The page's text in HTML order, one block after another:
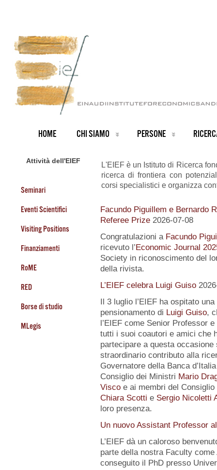
HOME CHI SIAMO PERSONE
Attività dell'EIEF
Seminari
Eventi Scientifici
Visiting Positions
Finanziamenti
RoME
RED
Borse di studio
MLegis
L'EIEF è un Istituto di Ricerca
ricerca di frontiera con
corsi specialistici e organizza
Facundo Piguillem e Bernardo
Referee Prize 2026-07-08
Congratulazioni a Facundo
ricevuto l’Economic Journal
Society in riconoscimento del
della rivista.
L’EIEF celebra Luigi Guiso
Il 3 luglio l’EIEF ha ospitato una
pensionamento di Luigi Guiso,
l’EIEF come Senior Professor
tutti i suoi coautori e amici che
partecipare a questa
straordinario contributo alla
Governatore della Banca
Consiglio dei Ministri Mario
Viscoe ai membri del Consiglio
Chiara Scotti e Sergio Nicoletti
loro presenza.
Un nuovo Assistant Professor
L’EIEF dà un caloroso
parte della nostra Faculty
conseguito il PhD presso